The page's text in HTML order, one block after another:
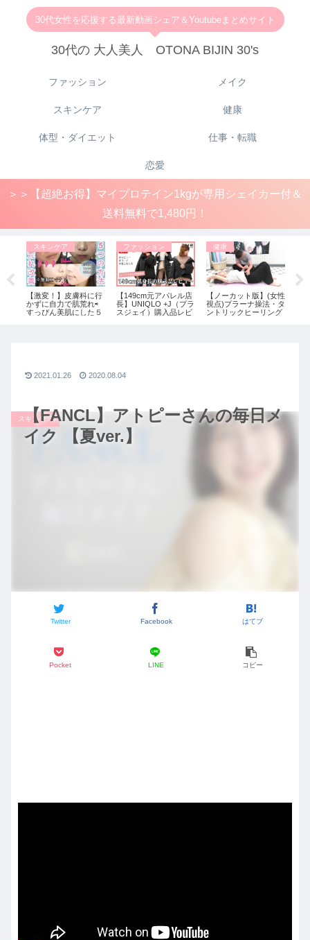
30代女性を応援する最新動画シェア＆Youtubeまとめサイト
30代の 大人美人 OTONA BIJIN 30's
ファッション メイク
スキンケア 健康
体型・ダイエット 仕事・転職
恋愛
＞＞【超絶お得】マイプロテイン1kgが専用シェイカー付＆
送料無料で1,480円！
スキンケア
【激変！】皮膚科に行
かずに自力で肌荒れ⇨
すっぴん美肌にした５
ファッション
【149cm元アパレル店
長】UNIQLO +J（プラ
スジェイ）購入品レビ
健康
【ノーカット版】(女性
視点)プラーナ操法・タ
ントリックヒーリング
【FANCL】アトピーさんの毎日メ
イク 【夏ver.】
スキンケア
Twitter Facebook はてブ
Pocket LINE コピー
2021.01.26 2020.08.04